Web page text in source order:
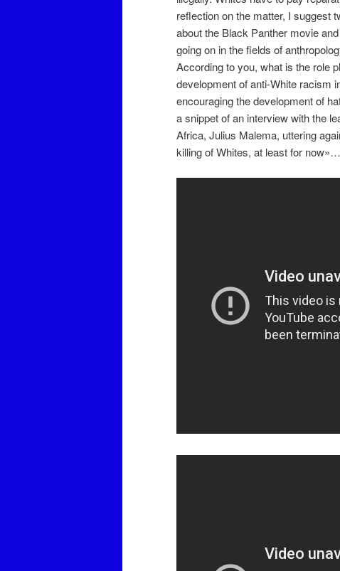
reflection on the matter, I suggest
about the Black Panther movie
going on in the fields of
According to you, what is the role
development of anti-White racism
encouraging the development of
a snippet of an interview with the
Africa, Julius Malema, uttering
killing of Whites, at least for now»…